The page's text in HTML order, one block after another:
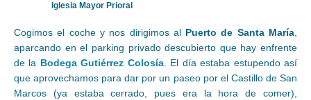
Iglesia Mayor Prioral
Cogimos el coche y nos dirigimos al Puerto de Santa María,
aparcando en el parking privado descubierto que hay enfrente
de la Bodega Gutiérrez Colosía. El día estaba estupendo así
que aprovechamos para dar por un paseo por el Castillo de San
Marcos (ya estaba cerrado, pues era la hora de comer),